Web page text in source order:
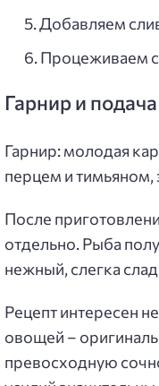
Добавляем
Процеживаем
Гарнир и подача
Гарнир: молодая
перцем и тимьяном,
После
отдельно. Рыба
нежный, слегка
Рецепт интересен
овощей –
превосходную